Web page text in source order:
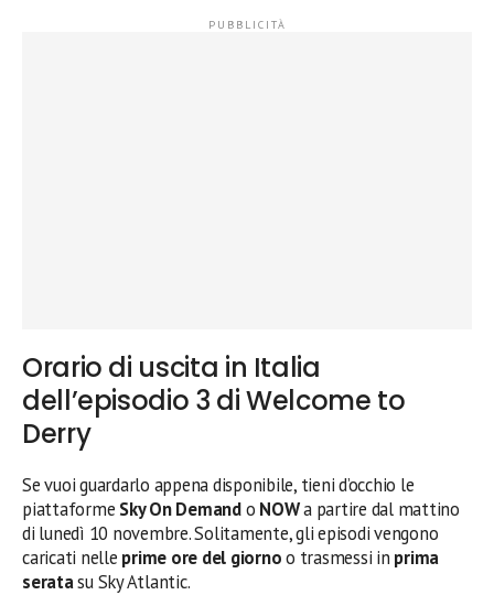
Orario di uscita in Italia
dell’episodio 3 di Welcome to
Derry
Se vuoi guardarlo appena disponibile, tieni d’occhio le
piattaforme Sky On Demando NOWa partire dal mattino
di lunedì 10 novembre. Solitamente, gli episodi vengono
caricati nelle prime ore del giornoo trasmessi in prima
seratasu Sky Atlantic.